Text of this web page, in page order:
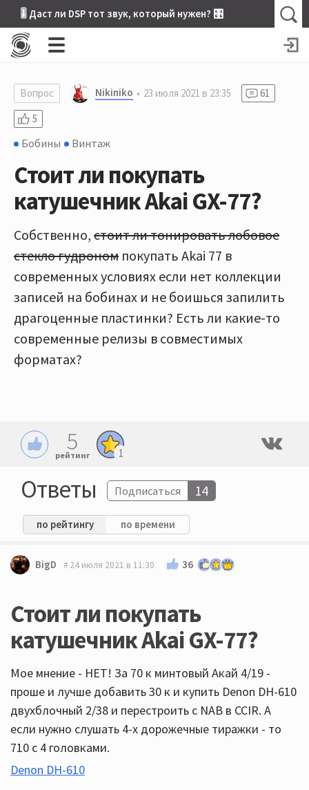
🎚 Даст ли DSP тот звук, который нужен? 🎛
Вопрос Nikiniko 23 июля 2021 в 23:35
61
5
Бобины Винтаж
Стоит ли покупать
катушечник Akai GX-77?
Собственно, стоит ли тонировать лобовое
стекло гудроном покупать Akai 77 в
современных условиях если нет коллекции
записей на бобинах и не боишься запилить
драгоценные пластинки? Есть ли какие-то
современные релизы в совместимых
форматах?
5
рейтинг 1
Ответы Подписаться 14
по рейтингу по времени
BigD 24 июля 2021 в 11:30 36
Стоит ли покупать
катушечник Akai GX-77?
Мое мнение - НЕТ! За 70 к минтовый Акай 4/19 -
проше и лучше добавить 30 к и купить Denon DH-610
двухблочный 2/38 и перестроить с NAB в CCIR. А
если нужно слушать 4-х дорожечные тиражки - то
710 с 4 головками.
Denon DH-610